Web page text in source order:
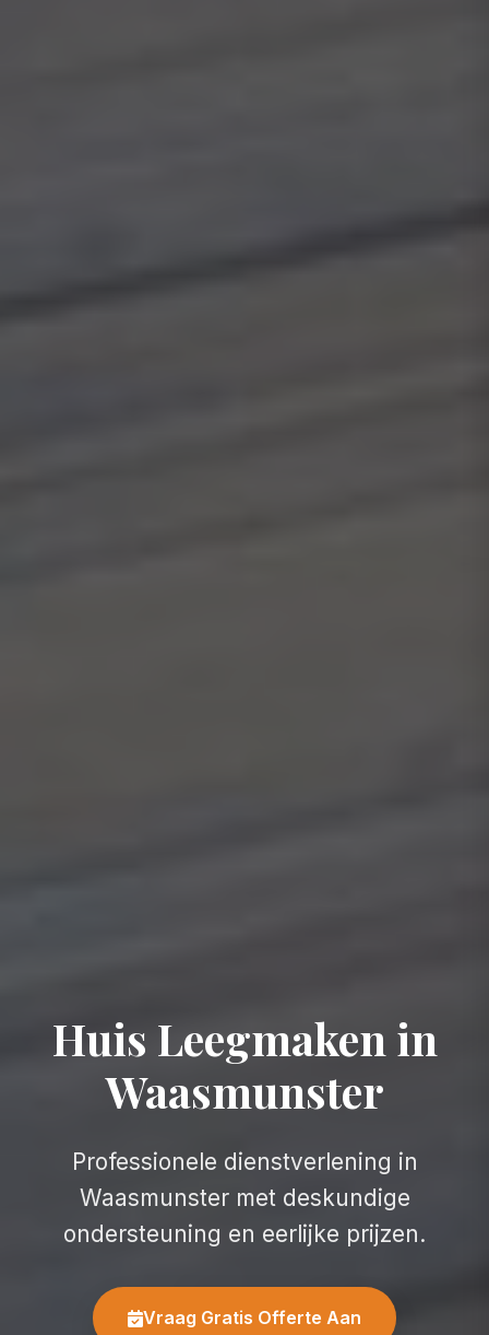
Huis Leegmaken in
Waasmunster
Professionele dienstverlening in
Waasmunster met deskundige
ondersteuning en eerlijke prijzen.
Vraag Gratis Offerte Aan